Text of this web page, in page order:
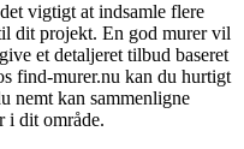
vigtigt at indsamle flere
dit projekt. En god murer vil
et detaljeret tilbud baseret
find-murer.nu kan du hurtigt
nemt kan sammenligne
i dit område.